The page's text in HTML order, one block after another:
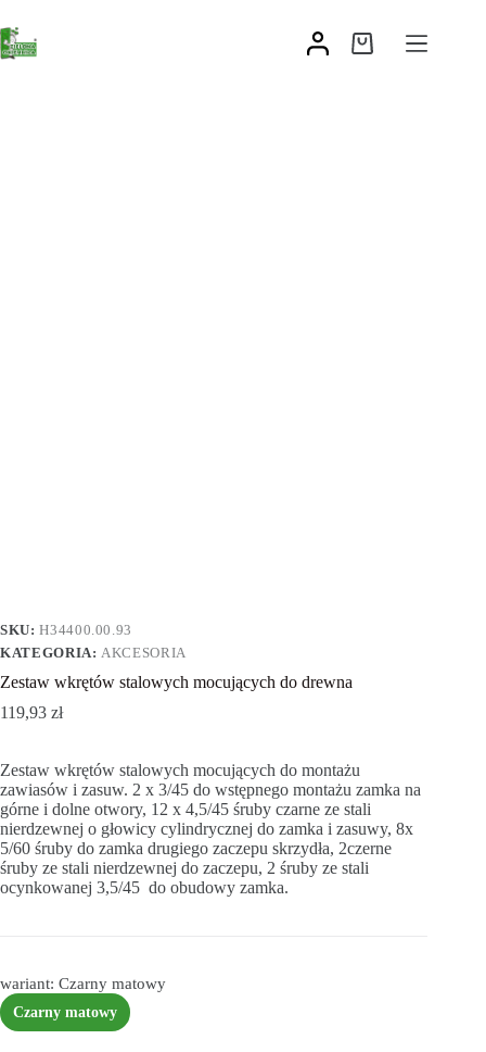
Zestaw wkrętów stalowych mocujących do drewna
SKU:H34400.00.93
KATEGORIA:AKCESORIA
Zestaw wkrętów stalowych mocujących do drewna
119,93 zł
Zestaw wkrętów stalowych mocujących do montażu
zawiasów i zasuw. 2 x 3/45 do wstępnego montażu zamka na
górne i dolne otwory, 12 x 4,5/45 śruby czarne ze stali
nierdzewnej o głowicy cylindrycznej do zamka i zasuwy, 8x
5/60 śruby do zamka drugiego zaczepu skrzydła, 2czerne
śruby ze stali nierdzewnej do zaczepu, 2 śruby ze stali
ocynkowanej 3,5/45 do obudowy zamka.
wariant: Czarny matowy
Czarny matowy